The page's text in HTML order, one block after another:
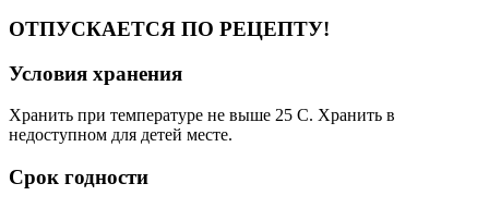
ОТПУСКАЕТСЯ ПО РЕЦЕПТУ!
Условия хранения
Хранить при температуре не выше 25 C. Хранить в
недоступном для детей месте.
Срок годности